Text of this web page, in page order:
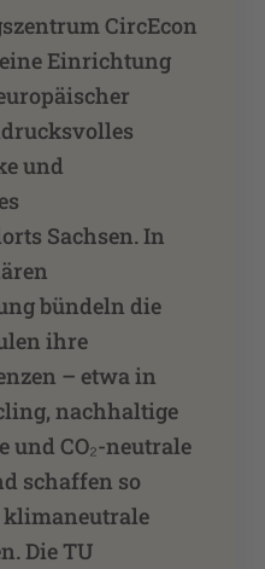
CircEcon
Einrichtung
und
Sachsen. In
bündeln die
ihre
– etwa in
nachhaltige
und CO₂-neutrale
schaffen so
klimaneutrale
Die TU